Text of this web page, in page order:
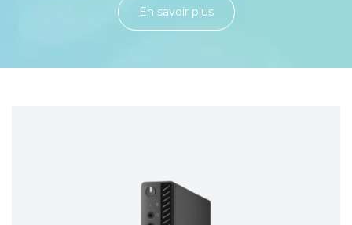
En savoir plu​​​​​​​​​​​​​​​​s